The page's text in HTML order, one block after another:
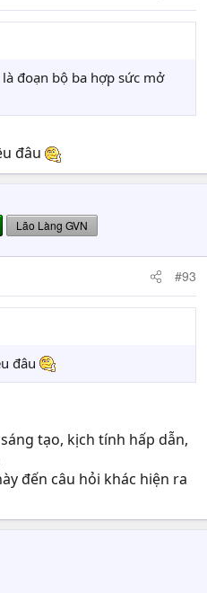
đoạn bộ ba hợp sức mở
đâu
Lão Làng GVN
#93
đâu
tạo, kịch tính hấp dẫn,
đến câu hỏi khác hiện ra